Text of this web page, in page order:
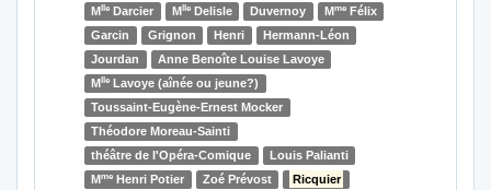
M lle Darcier MlleDelisle Duvernoy Mme Félix
Garcin
Grignon Henri
Hermann-Léon
Jourdan
Anne Benoîte Louise Lavoye
M lle Lavoye (aînée ou jeune?)
Toussaint-Eugène-Ernest Mocker
Théodore Moreau-Sainti
théâtre de l'Opéra-Comique
Louis Palianti
Mme Henri Potier Zoé Prévost
Ricquier